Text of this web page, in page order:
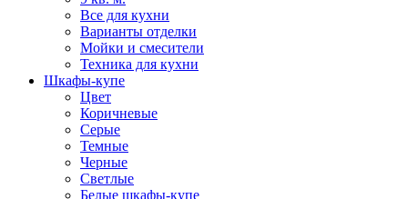
Все для кухни
Варианты отделки
Мойки и смесители
Техника для кухни
Шкафы-купе
Цвет
Коричневые
Серые
Темные
Черные
Светлые
Белые шкафы-купе